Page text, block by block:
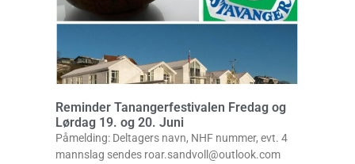
Reminder Tanangerfestivalen Fredag og
Lørdag 19. og 20. Juni
Påmelding: Deltagers navn, NHF nummer, evt. 4
mannslag sendes roar.sandvoll@outlook.com